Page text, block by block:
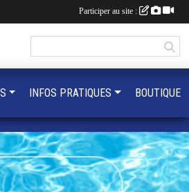
INFOS PRATIQUES BOUTIQUE
Participer au site :